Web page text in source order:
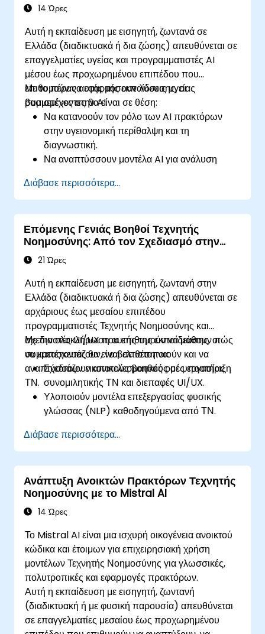
14 Ώρες
Αυτή η εκπαίδευση με εισηγητή, ζωντανά σε
Ελλάδα (διαδικτυακά ή δια ζώσης) απευθύνεται σε
επαγγελματίες υγείας και προγραμματιστές AI
μέσου έως προχωρημένου επιπέδου που
επιθυμούν να εφαρμόσουν λύσεις υγείας
βασισμένες στην AI.
Με το πέρας αυτής της εκπαίδευσης, οι
συμμετέχοντες θα είναι σε θέση:
Να κατανοούν τον ρόλο των AI πρακτόρων
στην υγειονομική περίθαλψη και τη
διαγνωστική.
Να αναπτύσσουν μοντέλα AI για ανάλυση
διαγνωστικά.
Να ενσωματώνουν την AI με ηλεκτρονικά
αρχεία υγείας (EHR) και κλινικές ροές
εργασίας.
Να διασφαλίζουν τη συμμόρφωση με τους
κανονισμούς υγείας και τις ηθικές πρακτικές
Διάβασε περισσότερα...
Επόμενης Γενιάς Βοηθοί Τεχνητής
Νοημοσύνης: Από τον Σχεδιασμό στην
Ανάπτυξη
21 Ώρες
Αυτή η εκπαίδευση με εισηγητή, ζωντανή στην
Ελλάδα (διαδικτυακά ή δια ζώσης) απευθύνεται σε
αρχάριους έως μεσαίου επιπέδου
προγραμματιστές Τεχνητής Νοημοσύνης και
σχεδιαστές UI/UX που επιθυμούν να μάθουν πώς
να κατασκευάζουν, να βελτιστοποιούν και να
αναπτύσσουν εικονικούς βοηθούς με υποστήριξη
ΤΝ.
Με την ολοκλήρωση αυτής της εκπαίδευσης, οι
συμμετέχοντες θα είναι σε θέση να:
Σχεδιάζουν αποτελεσματικές ροές εργασίας
συνομιλητικής ΤΝ και διεπαφές UI/UX.
Υλοποιούν μοντέλα επεξεργασίας φυσικής
γλώσσας (NLP) καθοδηγούμενα από ΤΝ.
πλατφόρμες τρίτων.
Αναπτύσσουν και συντηρούν βοηθούς ΤΝ για
πραγματικές εφαρμογές.
Διάβασε περισσότερα...
Ανάπτυξη Ανοικτών Πρακτόρων Τεχνητής
Νοημοσύνης με το Mistral AI
14 Ώρες
Το Mistral AI είναι μια ισχυρή οικογένεια ανοικτού
κώδικα και έτοιμων για επιχειρησιακή χρήση
μοντέλων Τεχνητής Νοημοσύνης για γλωσσικές,
πολυτροπικές και εφαρμογές πρακτόρων.
Αυτή η εκπαίδευση με εισηγητή, ζωντανή
(διαδικτυακή ή με φυσική παρουσία) απευθύνεται
σε επαγγελματίες μεσαίου έως προχωρημένου